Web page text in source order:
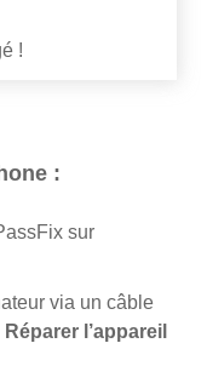
!
:
sur
via un câble
Réparer l’appareil